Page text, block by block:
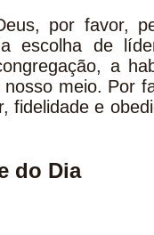
por favor,
escolha de
a
meio. Por
fidelidade e
do Dia